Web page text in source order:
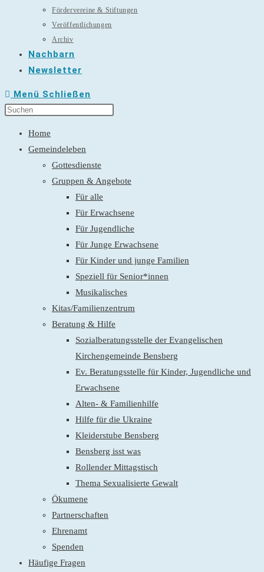
Fördervereine & Stiftungen
Veröffentlichungen
Archiv
Nachbarn
Newsletter
Menü Schließen
Home
Gemeindeleben
Gottesdienste
Gruppen & Angebote
Für alle
Für Erwachsene
Für Jugendliche
Für Junge Erwachsene
Für Kinder und junge Familien
Speziell für Senior*innen
Musikalisches
Kitas/Familienzentrum
Beratung & Hilfe
Sozialberatungsstelle der Evangelischen
Kirchengemeinde Bensberg
Ev. Beratungsstelle für Kinder, Jugendliche und
Erwachsene
Alten- & Familienhilfe
Hilfe für die Ukraine
Kleiderstube Bensberg
Bensberg isst was
Rollender Mittagstisch
Thema Sexualisierte Gewalt
Ökumene
Partnerschaften
Ehrenamt
Spenden
Häufige Fragen